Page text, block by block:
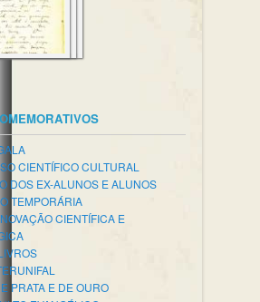
CIENTÍFICO CULTURAL
DOS EX-ALUNOS E ALUNOS
TEMPORÁRIA
CIENTÍFICA E
PRATA E DE OURO